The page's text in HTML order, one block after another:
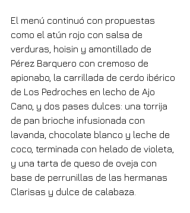
El menú continuó con propuestas
como el atún rojo con salsa de
verduras, hoisin y amontillado de
Pérez Barquero con cremoso de
apionabo, la carrillada de cerdo ibérico
de Los Pedroches en lecho de Ajo
Cano, y dos pases dulces: una torrija
de pan brioche infusionada con
lavanda, chocolate blanco y leche de
coco, terminada con helado de violeta,
y una tarta de queso de oveja con
base de perrunillas de las hermanas
Clarisas y dulce de calabaza.